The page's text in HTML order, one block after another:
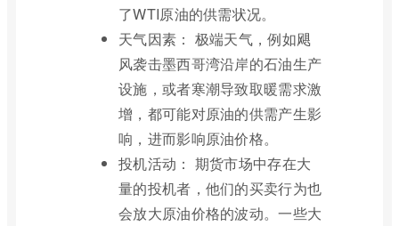
了WTI原油的供需状况。
天气因素： 极端天气，例如飓
风袭击墨西哥湾沿岸的石油生产
设施，或者寒潮导致取暖需求激
增，都可能对原油的供需产生影
响，进而影响原油价格。
投机活动： 期货市场中存在大
量的投机者，他们的买卖行为也
会放大原油价格的波动。一些大